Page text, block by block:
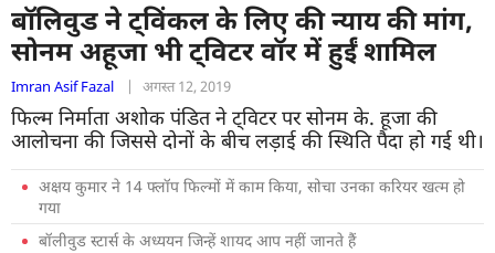
बॉलिवुड ने ट्विंकल के लिए की न्याय की मांग,
सोनम अहूजा भी ट्विटर वॉर में हुईं शामिल
Imran Asif Fazal | अगस्त 12, 2019
फिल्म निर्माता अशोक पंडित ने ट्विटर पर सोनम के. हूजा की
आलोचना की जिससे दोनों के बीच लड़ाई की स्थिति पैदा हो गई थी।
अक्षय कुमार ने 14 फ्लॉप फिल्मों में काम किया, सोचा उनका करियर खत्म हो
गया
बॉलीवुड स्टार्स के अध्ययन जिन्हें शायद आप नहीं जानते हैं